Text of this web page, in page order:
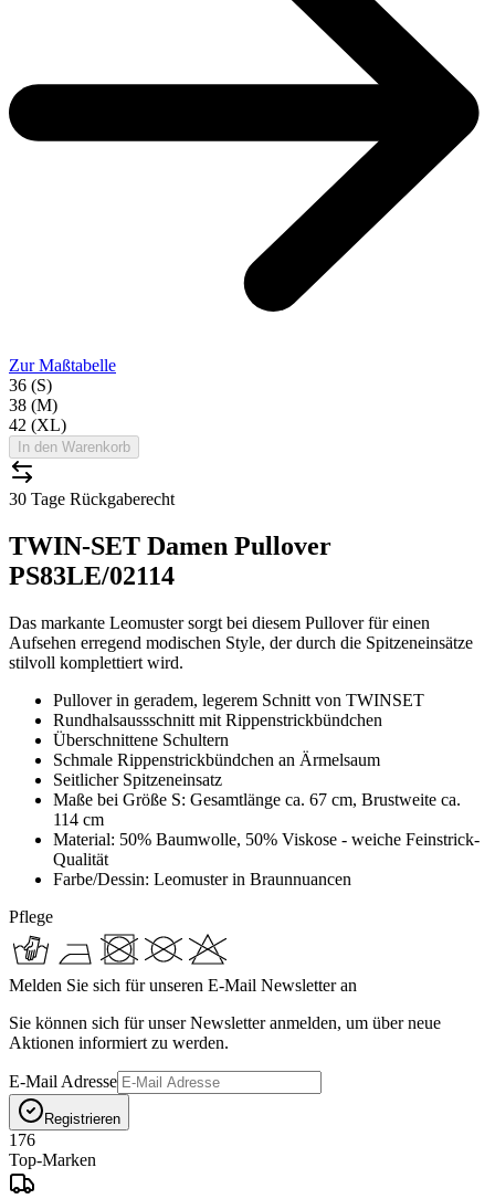
Zur Maßtabelle
36 (S)
38 (M)
42 (XL)
In den Warenkorb
30 Tage Rückgaberecht
TWIN-SET Damen Pullover
PS83LE/02114
Das markante Leomuster sorgt bei diesem Pullover für einen
Aufsehen erregend modischen Style, der durch die Spitzeneinsätze
stilvoll komplettiert wird.
Pullover in geradem, legerem Schnitt von TWINSET
Rundhalsaussschnitt mit Rippenstrickbündchen
Überschnittene Schultern
Schmale Rippenstrickbündchen an Ärmelsaum
Seitlicher Spitzeneinsatz
Maße bei Größe S: Gesamtlänge ca. 67 cm, Brustweite ca.
114 cm
Material: 50% Baumwolle, 50% Viskose - weiche Feinstrick-
Qualität
Farbe/Dessin: Leomuster in Braunnuancen
Pflege
Melden Sie sich für unseren E-Mail Newsletter an
Sie können sich für unser Newsletter anmelden, um über neue
Aktionen informiert zu werden.
E-Mail Adresse
Registrieren
176
Top-Marken